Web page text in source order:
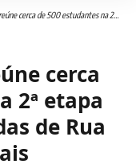
na 2ª etapa do Circuito de Corridas de Rua das Escolas Municipais
cerca
2ª etapa
de Rua